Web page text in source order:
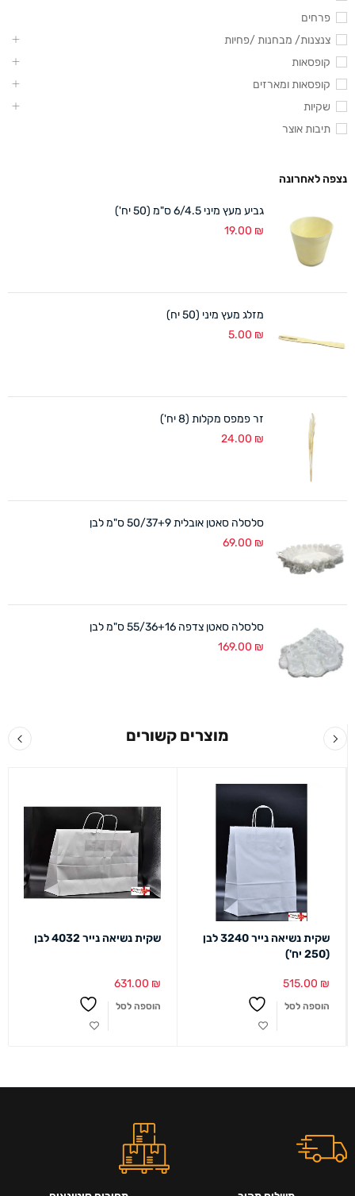
פרחים
צנצנות/ מבחנות /פחיות
קופסאות
קופסאות ומארזים
שקיות
תיבות אוצר
נצפה לאחרונה
גביע מעץ מיני 6/4.5 ס"מ (50 יח')
19.00 ₪
מזלג מעץ מיני (50 יח)
5.00 ₪
זר פמפס מקלות (8 יח')
24.00 ₪
סלסלה סאטן אובלית 50/37+9 ס"מ לבן
69.00 ₪
סלסלה סאטן צדפה 55/36+16 ס"מ לבן
169.00 ₪
מוצרים קשורים
שקית נשיאה נייר 3240 לבן
(250 יח')
515.00 ₪
הוספה לסל
שקית נשיאה נייר 4032 לבן
631.00 ₪
הוספה לסל